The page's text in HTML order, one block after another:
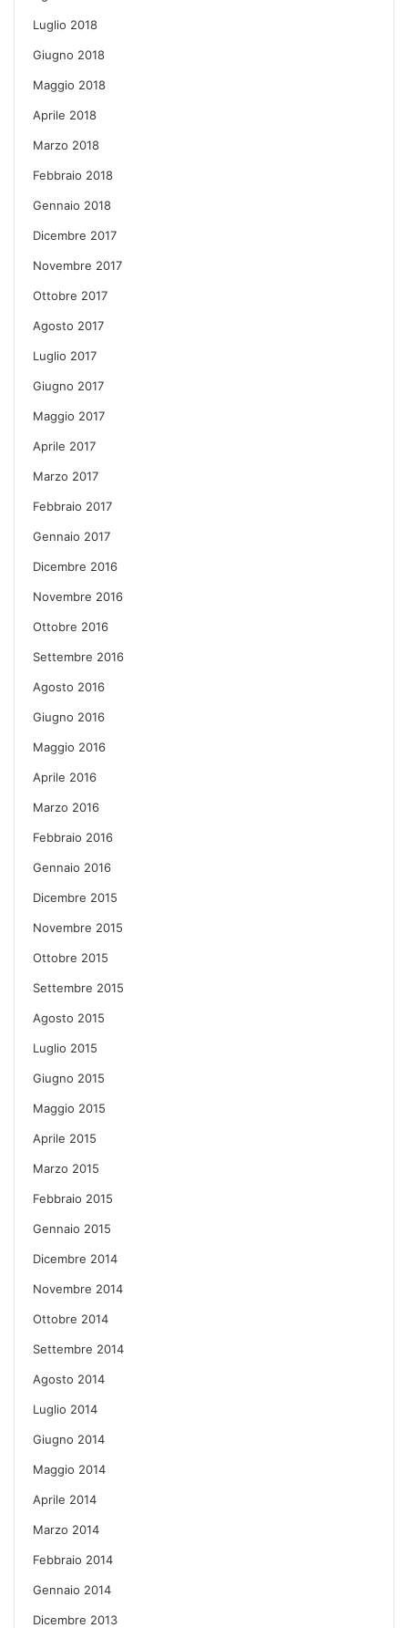
Luglio 2018
Giugno 2018
Maggio 2018
Aprile 2018
Marzo 2018
Febbraio 2018
Gennaio 2018
Dicembre 2017
Novembre 2017
Ottobre 2017
Agosto 2017
Luglio 2017
Giugno 2017
Maggio 2017
Aprile 2017
Marzo 2017
Febbraio 2017
Gennaio 2017
Dicembre 2016
Novembre 2016
Ottobre 2016
Settembre 2016
Agosto 2016
Giugno 2016
Maggio 2016
Aprile 2016
Marzo 2016
Febbraio 2016
Gennaio 2016
Dicembre 2015
Novembre 2015
Ottobre 2015
Settembre 2015
Agosto 2015
Luglio 2015
Giugno 2015
Maggio 2015
Aprile 2015
Marzo 2015
Febbraio 2015
Gennaio 2015
Dicembre 2014
Novembre 2014
Ottobre 2014
Settembre 2014
Agosto 2014
Luglio 2014
Giugno 2014
Maggio 2014
Aprile 2014
Marzo 2014
Febbraio 2014
Gennaio 2014
Dicembre 2013